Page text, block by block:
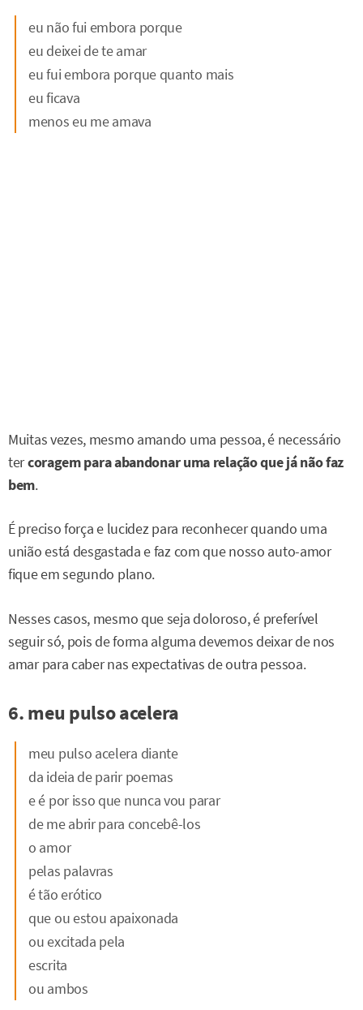
eu não fui embora porque
eu deixei de te amar
eu fui embora porque quanto mais
eu ficava
menos eu me amava
Muitas vezes, mesmo amando uma pessoa, é necessário
tercoragem para abandonar uma relação que já não faz
bem.
É preciso força e lucidez para reconhecer quando uma
união está desgastada e faz com que nosso auto-amor
fique em segundo plano.
Nesses casos, mesmo que seja doloroso, é preferível
seguir só, pois de forma alguma devemos deixar de nos
amar para caber nas expectativas de outra pessoa.
6. meu pulso acelera
meu pulso acelera diante
da ideia de parir poemas
e é por isso que nunca vou parar
de me abrir para concebê-los
o amor
pelas palavras
é tão erótico
que ou estou apaixonada
ou excitada pela
escrita
ou ambos